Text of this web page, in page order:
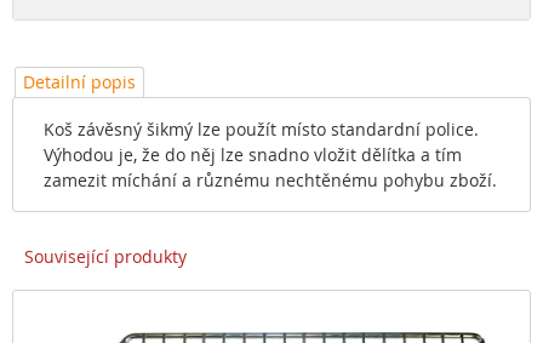
Detailní popis
Koš závěsný šikmý lze použít místo standardní police.
Výhodou je, že do něj lze snadno vložit dělítka a tím
zamezit míchání a různému nechtěnému pohybu zboží.
Související produkty